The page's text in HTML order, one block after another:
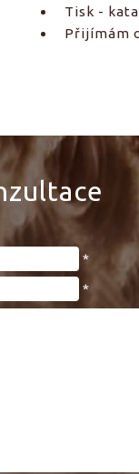
Tisk -
Přijímám
*
*